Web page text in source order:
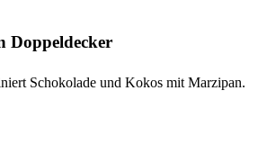
Doppeldecker
Schokolade und Kokos mit Marzipan.